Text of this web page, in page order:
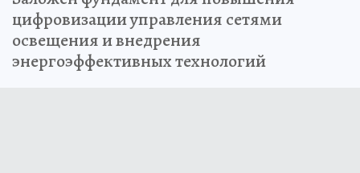
цифровизации управления сетями
освещения и внедрения
энергоэффективных технологий